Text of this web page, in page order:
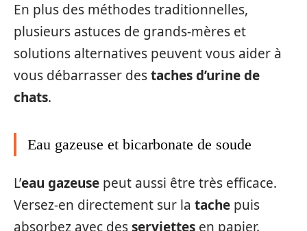
En plus des méthodes traditionnelles,
plusieurs astuces de grands-mères et
solutions alternatives peuvent vous aider à
vous débarrasser destaches d’urine de
chats.
Eau gazeuse et bicarbonate de soude
L’eau gazeuse peut aussi être très efficace.
Versez-en directement sur la tache puis
absorbez avec desserviettes en papier.